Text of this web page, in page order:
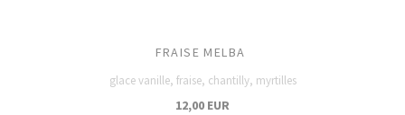
FRAISE MELBA
glace vanille, fraise, chantilly, myrtilles
12,00 EUR